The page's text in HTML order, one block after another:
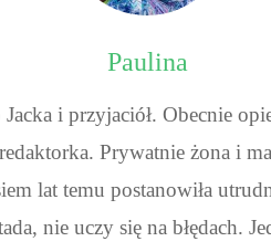
Paulina
Jacka i przyjaciół. Obecnie
Prywatnie żona i
lat temu postanowiła
nie uczy się na błędach.